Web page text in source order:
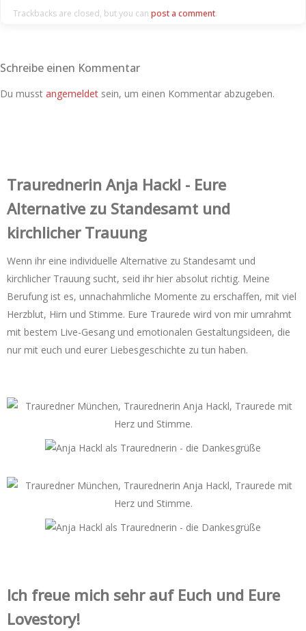
Trackbacks are closed, but you can post a comment.
Schreibe einen Kommentar
Du musst angemeldet sein, um einen Kommentar abzugeben.
Trauredner‌in Anja Hackl - Eure
Alternative zu Standesamt und
kirchlicher Trauung
Wenn ihr eine individuelle Alternative zu Standesamt und
kirchlicher Trauung sucht, seid ihr hier absolut richtig. Meine
Berufung ist es, unnachahmliche Momente zu erschaffen, mit viel
Herzblut, Hirn und Stimme. Eure Traurede wird von mir umrahmt
mit bestem Live-Gesang und emotionalen Gestaltungsideen, die
nur mit euch und eurer Liebesgeschichte zu tun haben.
Ich freue mich sehr auf Euch und Eure
Lovestory!